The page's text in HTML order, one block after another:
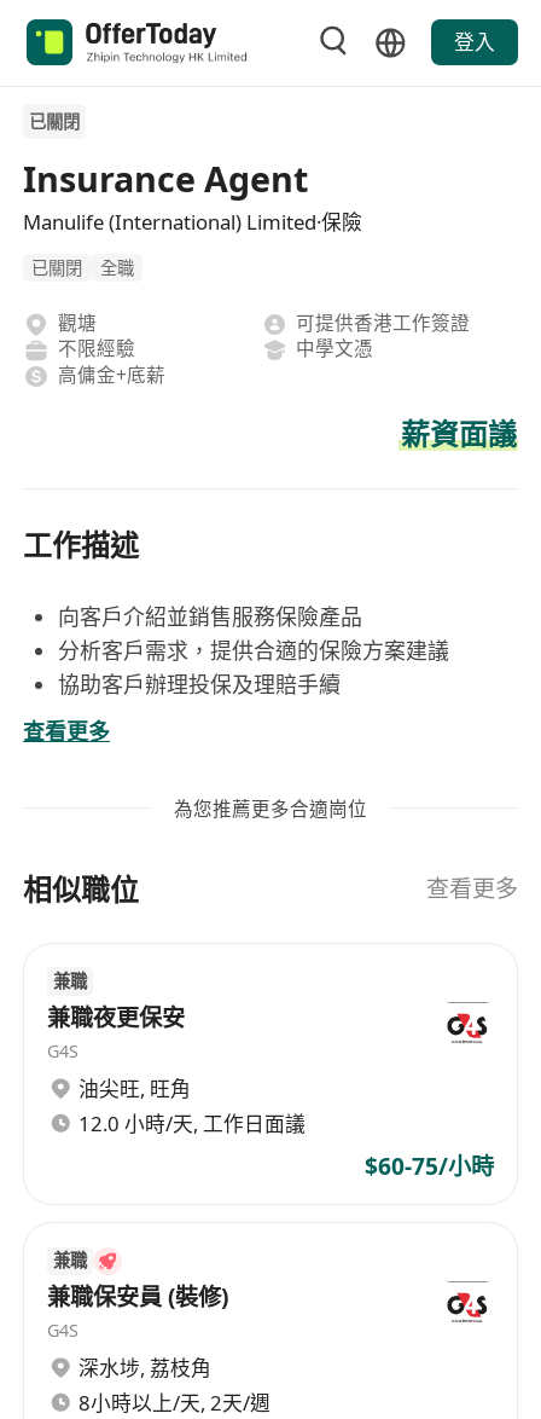
登入
已關閉
Insurance Agent
Manulife (International) Limited·保險
已關閉 全職
觀塘
可提供香港工作簽證
不限經驗
中學文憑
高傭金+底薪
薪資面議
工作描述
向客戶介紹並銷售服務保險產品
分析客戶需求，提供合適的保險方案建議
協助客戶辦理投保及理賠手續
定期與客戶聯繫，提供售後服務
開發新客戶，維護有客戶關係
具備相關保險行業經驗或銷售背景優先考慮
熟悉保險產品知識及市場動態
查看更多
為您推薦更多合適崗位
相似職位 查看更多
兼職
兼職夜更保安
G4S
油尖旺, 旺角
12.0 小時/天, 工作日面議
$60-75/小時
兼職
兼職保安員 (裝修)
G4S
深水埗, 荔枝角
8小時以上/天, 2天/週